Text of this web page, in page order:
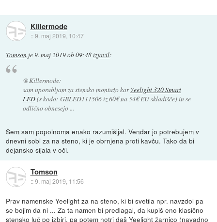
Killermode
::9. maj 2019, 10:47
Tomson je9. maj 2019 ob 09:48izjavil:
@Killermode:
sam uporabljam za stensko montažo karYeelight 320 Smart
LED(s kodo: GBLED111506 iz 60€ na 54€ EU skladišče) in se
odlično obnesejo ...
Sem sam popolnoma enako razumišljal. Vendar jo potrebujem v
dnevni sobi za na steno, ki je obrnjena proti kavču. Tako da bi
dejansko sijala v oči.
Tomson
::9. maj 2019, 11:56
Prav namenske Yeelight za na steno, ki bi svetila npr. navzdol pa
se bojim da ni ... Za ta namen bi predlagal, da kupiš eno klasično
stensko luč po izbiri, pa potem notri daš Yeelight žarnico (navadno